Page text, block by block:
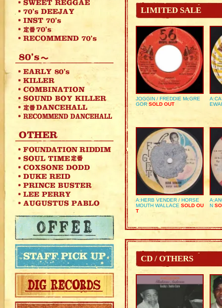
LIMITED SALE
JOGGIN / FREDDIE McGRE
GOR SOLD OUT
A:HERB VENDER / HORSE
MOUTH WALLACE SOLD OU
T
N
CD / OTHERS